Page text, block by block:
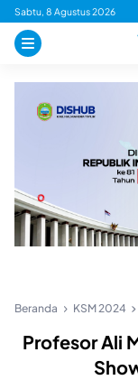
Skip
content
Sabtu, 8 Agustus 2026
Beranda KSM 2024
Profesor Ali